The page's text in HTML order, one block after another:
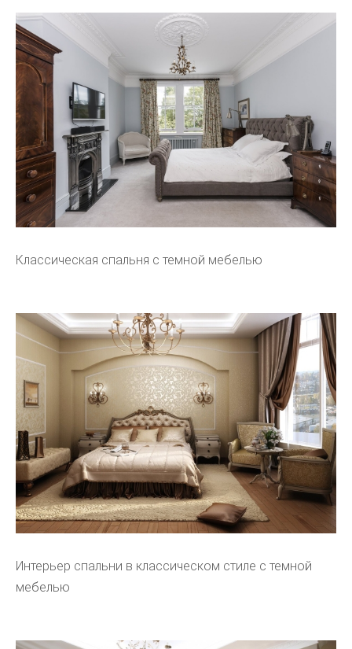
Классическая спальня с темной мебелью
Интерьер спальни в классическом стиле с темной
мебелью